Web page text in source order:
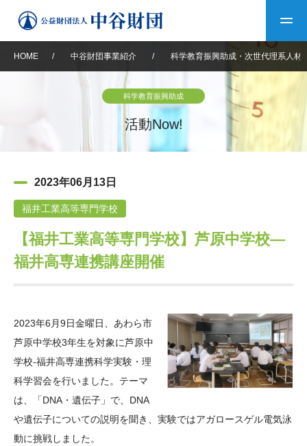
中谷財団について
設立趣意書
沿革 40年史デジタルブック
中谷財団40年史
役員・評議員 公開情報
年報一覧 中谷財団レポート
中谷財団事業紹介
神戸賞 長期大型研究助成
大学院生奨学金
国際学生交流プログラ
科学教育振興助成・
次世代理系人材育成プ
ログラム助成
中谷財団動画紹介
その他情報
アクセス よくあるご質問
サイトマップ 中谷財団アーカイブ
日本語 English マイページ
HOME / 中谷財団事業紹介 / 科学教育振興助成・次世代理系人材
科学教育振興助成
活動Now!
2023年06月13日
福井工業高等専門学校
【福井工業高等専門学校】芦原中学校―
福井高専連携講座開催
2023年6月9日金曜日、あわら市
芦原中学校3年生を対象に芦原中
学校‐福井高専連携科学実験・理
科学習会を行いました。テーマ
は、「DNA・遺伝子」で、DNA
や遺伝子についての説明を聞き、実験ではアガロースゲル電気泳
動に挑戦しました。